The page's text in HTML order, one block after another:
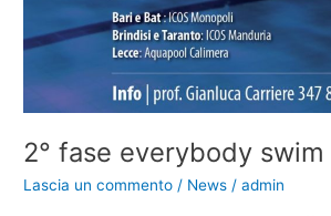
2° fase everybody swim
Lascia un commento / News /admin